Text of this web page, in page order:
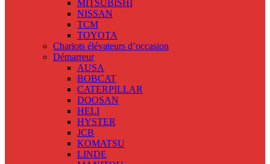
MITSUBISHI
NISSAN
TCM
TOYOTA
Chariots élévateurs d’occasion
Démarreur
AUSA
BOBCAT
CATERPILLAR
DOOSAN
HELI
HYSTER
JCB
KOMATSU
LINDE